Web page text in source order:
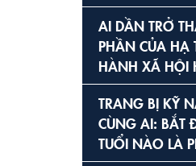
AI DẦN TRỞ
PHẦN CỦA
HÀNH XÃ HỘI
TRANG BỊ KỸ
CÙNG AI: BẮT
TUỔI NÀO LÀ